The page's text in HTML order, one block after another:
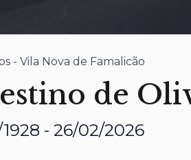
- Vila Nova de Famalicão
de
- 26/02/2026